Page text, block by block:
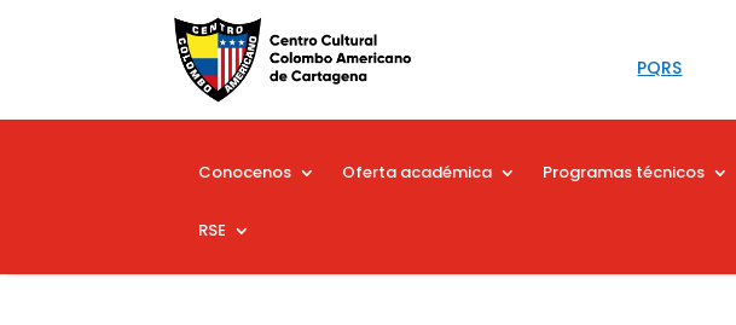
PQRS
Conocenos Oferta académica Programas técnicos
RSE